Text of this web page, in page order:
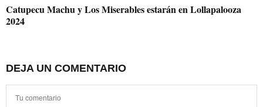
Catupecu Machu y Los Miserables estarán en Lollapalooza
2024
DEJA UN COMENTARIO